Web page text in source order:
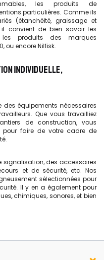
les produits de
particulières. Comme ils
(étanchéité, graissage et
il convient de bien savoir les
produits des marques
ou encore Nilfisk.
INDIVIDUELLE,
des équipements nécessaires
Que vous travailliez
de construction, vous
pour faire de votre cadre de
signalisation, des accessoires
et de sécurité, etc. Nos
sélectionnées pour
Il y en a également pour
chimiques, sonores, et bien